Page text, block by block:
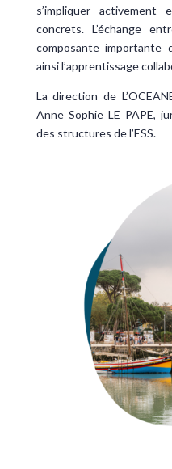
s’impliquer
concrets. L’échange
composante importante
ainsi l’apprentissage
La direction de
Anne Sophie LE PAPE,
des structures de l’ESS.